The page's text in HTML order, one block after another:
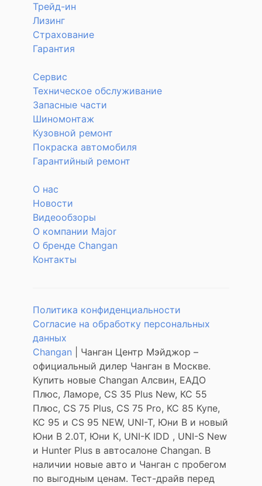
Трейд-ин
Лизинг
Страхование
Гарантия
Сервис
Техническое обслуживание
Запасные части
Шиномонтаж
Кузовной ремонт
Покраска автомобиля
Гарантийный ремонт
О нас
Новости
Видеообзоры
О компании Major
О бренде Changan
Контакты
Политика конфиденциальности
Согласие на обработку персональных
данных
Changan | Чанган Центр Мэйджор –
официальный дилер Чанган в Москве.
Купить новые Changan Алсвин, ЕАДО
Плюс, Ламоре, CS 35 Plus New, КС 55
Плюс, CS 75 Plus, CS 75 Pro, КС 85 Купе,
КС 95 и CS 95 NEW, UNI-T, Юни В и новый
Юни В 2.0Т, Юни К, UNI-K IDD , UNI-S New
и Hunter Plus в автосалоне Changan. В
наличии новые авто и Чанган с пробегом
по выгодным ценам. Тест-драйв перед